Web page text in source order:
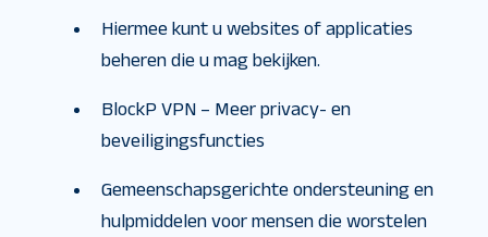
Hiermee kunt u websites of applicaties
beheren die u mag bekijken.
BlockP VPN – Meer privacy- en
beveiligingsfuncties
Gemeenschapsgerichte ondersteuning en
hulpmiddelen voor mensen die worstelen